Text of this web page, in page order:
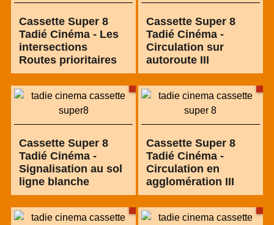
Cassette Super 8
Tadié Cinéma - Les
intersections
Routes prioritaires
Cassette Super 8
Tadié Cinéma -
Circulation sur
autoroute III
Cassette Super 8
Tadié Cinéma -
Signalisation au sol
ligne blanche
Cassette Super 8
Tadié Cinéma -
Circulation en
agglomération III